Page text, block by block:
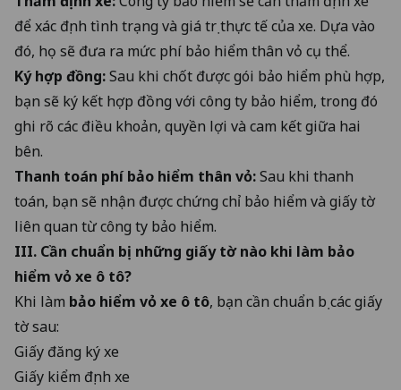
để xác định tình trạng và giá trị thực tế của xe. Dựa vào
đó, họ sẽ đưa ra mức phí bảo hiểm thân vỏ cụ thể.
Ký hợp đồng:Sau khi chốt được gói bảo hiểm phù hợp,
bạn sẽ ký kết hợp đồng với công ty bảo hiểm, trong đó
ghi rõ các điều khoản, quyền lợi và cam kết giữa hai
bên.
Thanh toán phí bảo hiểm thân vỏ:Sau khi thanh
toán, bạn sẽ nhận được chứng chỉ bảo hiểm và giấy tờ
liên quan từ công ty bảo hiểm.
III. Cần chuẩn bị những giấy tờ nào khi làm bảo
hiểm vỏ xe ô tô?
Khi làm bảo hiểm vỏ xe ô tô, bạn cần chuẩn bị các giấy
tờ sau:
Giấy đăng ký xe
Giấy kiểm định xe